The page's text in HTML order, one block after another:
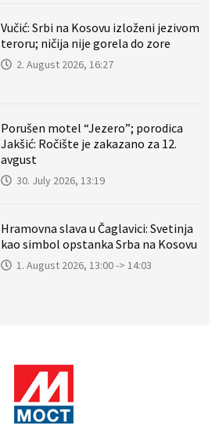
Vučić: Srbi na Kosovu izloženi jezivom
teroru; ničija nije gorela do zore
2. August 2026, 16:27
Porušen motel “Jezero”; porodica
Jakšić: Ročište je zakazano za 12.
avgust
30. July 2026, 13:19
Hramovna slava u Čaglavici: Svetinja
kao simbol opstanka Srba na Kosovu
1. August 2026, 13:00 -> 14:03